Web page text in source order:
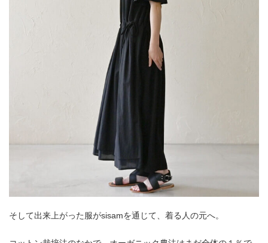
そして出来上がった服がsisamを通じて、着る人の元へ。